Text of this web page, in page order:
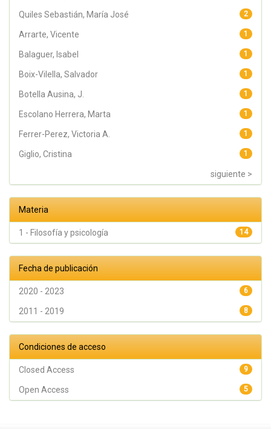
2
Quiles Sebastián, María José
1
Arrarte, Vicente
1
Balaguer, Isabel
1
Boix-Vilella, Salvador
1
Botella Ausina, J.
1
Escolano Herrera, Marta
1
Ferrer-Perez, Victoria A.
1
Giglio, Cristina
siguiente >
Materia
14
1 - Filosofía y psicología
Fecha de publicación
6
2020 - 2023
8
2011 - 2019
Condiciones de acceso
9
Closed Access
5
Open Access